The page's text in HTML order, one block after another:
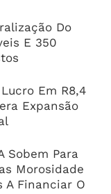
Do
E 350
Em R8,4
Expansão
Sobem Para
Morosidade
A Financiar O